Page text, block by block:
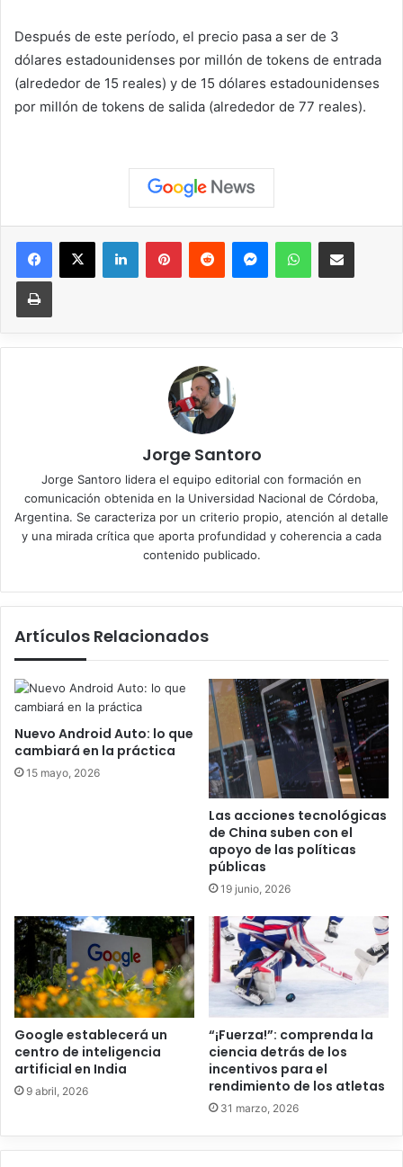
Después de este período, el precio pasa a ser de 3
dólares estadounidenses por millón de tokens de entrada
(alrededor de 15 reales) y de 15 dólares estadounidenses
por millón de tokens de salida (alrededor de 77 reales).
Facebook
X LinkedInPinterestReddit MessengerWhatsAppCompartir vía correo
Imprimir
Jorge Santoro
Jorge Santoro lidera el equipo editorial con formación en
comunicación obtenida en la Universidad Nacional de Córdoba,
Argentina. Se caracteriza por un criterio propio, atención al detalle
y una mirada crítica que aporta profundidad y coherencia a cada
contenido publicado.
Artículos Relacionados
Nuevo Android Auto: lo que
cambiará en la práctica
15 mayo, 2026
Las acciones tecnológicas
de China suben con el
apoyo de las políticas
públicas
19 junio, 2026
Google establecerá un
centro de inteligencia
artificial en India
9 abril, 2026
“¡Fuerza!”: comprenda la
ciencia detrás de los
incentivos para el
rendimiento de los atletas
31 marzo, 2026